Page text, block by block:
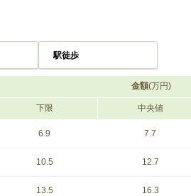
駅徒歩
金額(万円)
下限 中央値
6.9 7.7
10.5 12.7
13.5 16.3